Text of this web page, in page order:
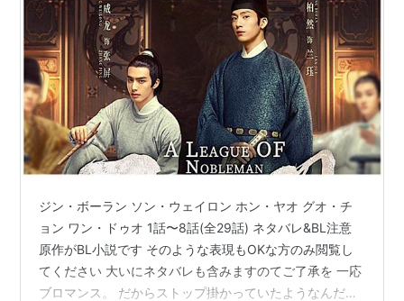
ジン・ボーラン ソン・ウェイロン ホン・ヤオ グオ・チ
ョン ワン・ドゥオ 1話〜8話(全29話) ネタバレ&BL注意
原作がBL小説です そのような表現もOKな方のみ閲覧し
てください 大いにネタバレも含みますのてご了承を 一応
ブロマンス。 だからストップ掛かっていたようなんだけ